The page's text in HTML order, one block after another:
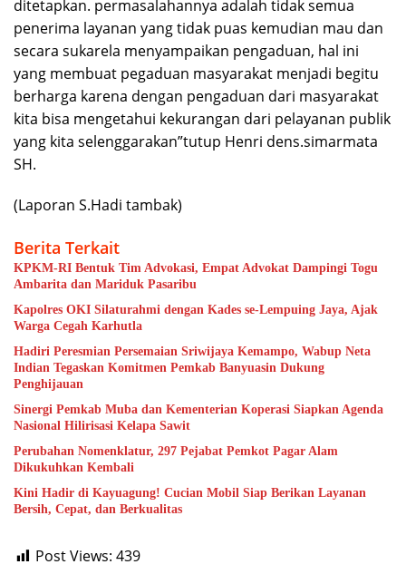
ditetapkan. permasalahannya adalah tidak semua
penerima layanan yang tidak puas kemudian mau dan
secara sukarela menyampaikan pengaduan, hal ini
yang membuat pegaduan masyarakat menjadi begitu
berharga karena dengan pengaduan dari masyarakat
kita bisa mengetahui kekurangan dari pelayanan publik
yang kita selenggarakan”tutup Henri dens.simarmata
SH.
(Laporan S.Hadi tambak)
Berita Terkait
KPKM-RI Bentuk Tim Advokasi, Empat Advokat Dampingi Togu
Ambarita dan Mariduk Pasaribu
Kapolres OKI Silaturahmi dengan Kades se-Lempuing Jaya, Ajak
Warga Cegah Karhutla
Hadiri Peresmian Persemaian Sriwijaya Kemampo, Wabup Neta
Indian Tegaskan Komitmen Pemkab Banyuasin Dukung
Penghijauan
Sinergi Pemkab Muba dan Kementerian Koperasi Siapkan Agenda
Nasional Hilirisasi Kelapa Sawit
Perubahan Nomenklatur, 297 Pejabat Pemkot Pagar Alam
Dikukuhkan Kembali
Kini Hadir di Kayuagung! Cucian Mobil Siap Berikan Layanan
Bersih, Cepat, dan Berkualitas
Post Views: 439